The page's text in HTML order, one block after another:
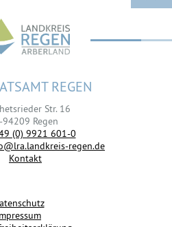
REGEN
Str. 16
94209 Regen
(0) 9921 601-0
regen.de
Kontakt